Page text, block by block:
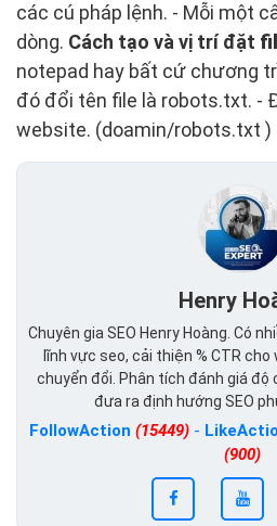
các cú pháp lệnh. - Mỗi một
dòng. Cách tạo và vị trí đặt
notepad hay bất cứ chương
đó đổi tên file là robots.txt. -
website. (doamin/robots.txt )
Henry
Chuyên gia SEO Henry Hoàng. Có
lĩnh vực seo, cải thiện % CTR
chuyển đổi. Phân tích đánh giá
đưa ra định hướng SEO
FollowAction (15449)-
(900)